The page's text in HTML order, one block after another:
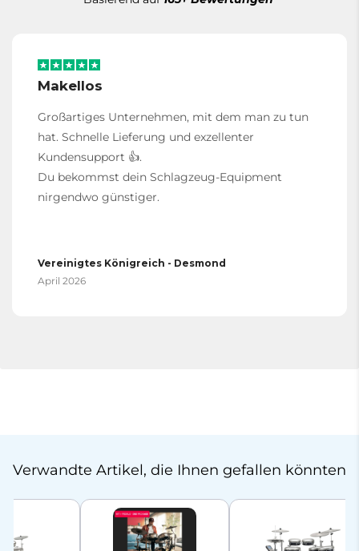
Makellos
Großartiges Unternehmen, mit dem man zu tun
hat. Schnelle Lieferung und exzellenter
Kundensupport 👍.
Du bekommst dein Schlagzeug-Equipment
nirgendwo günstiger.
Vereinigtes Königreich - Desmond
April 2026
Verwandte Artikel, die Ihnen gefallen könnten